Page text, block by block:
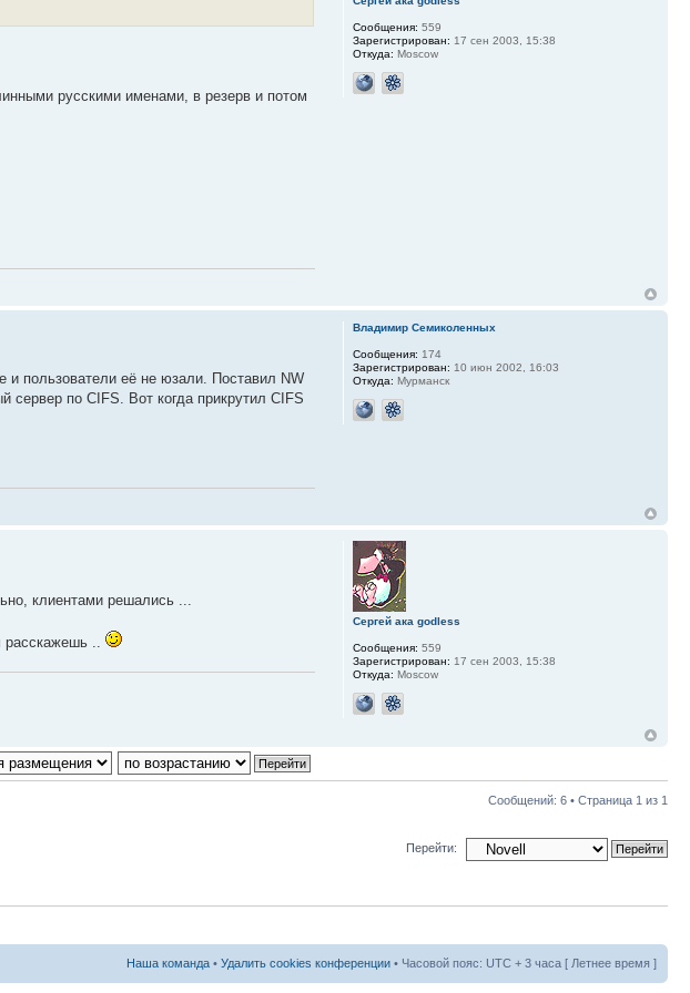
русскими именами, в резерв и потом
Сообщения: 559
Зарегистрирован: 17 сен 2003, 15:38
Откуда: Moscow
и пользователи её не юзали. Поставил NW
сервер по CIFS. Вот когда прикрутил CIFS
Владимир Семиколенных
Сообщения: 174
Зарегистрирован: 10 июн 2002, 16:03
Откуда: Мурманск
клиентами решались ...
расскажешь ..
Сергей ака godless
Сообщения: 559
Зарегистрирован: 17 сен 2003, 15:38
Откуда: Moscow
Сообщений: 6 • Страница 1 из 1
Перейти:
Наша команда • Удалить cookies конференции • Часовой пояс: UTC + 3 часа [ Летнее время ]